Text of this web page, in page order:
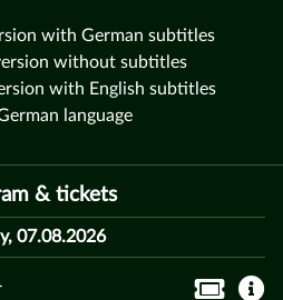
with German subtitles
without subtitles
with English subtitles
language
& tickets
07.08.2026